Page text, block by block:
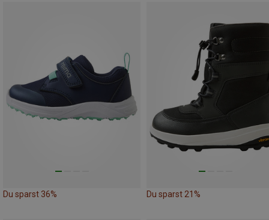
Du sparst 36% Du sparst 21%